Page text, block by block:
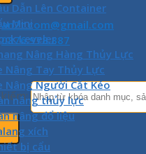
an2t.com@gmail.com
0876.978.887
Dẫn Lên Container
Mini
Leveler
Nâng Hàng Thủy Lực
Nâng Tay Thủy Lực
Nâng Người Cắt Kéo
nâng thủy lực
nâng đổ liệu
xích
bị cẩu